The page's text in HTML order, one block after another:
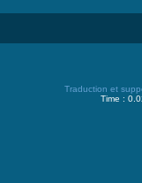
Traduction et
Time :